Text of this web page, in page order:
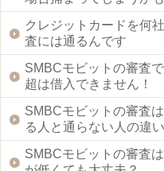
クレジットカードを何
査には通るんです
SMBCモビットの審査
超は借入できません！
SMBCモビットの審査
る人と通らない人の違い
SMBCモビットの審査